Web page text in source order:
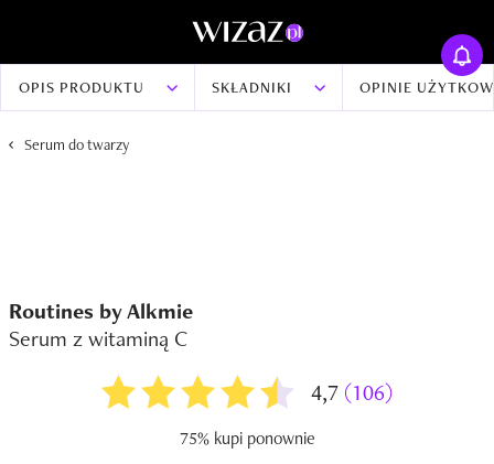
OPIS PRODUKTU SKŁADNIKI OPINIE
Serum do twarzy
Routines by Alkmie
Serum z witaminą C
4,7 (106)
75% kupi ponownie